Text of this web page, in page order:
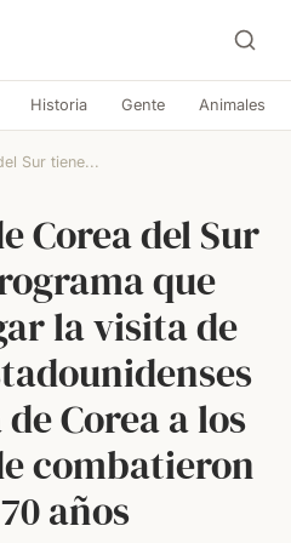
Historia Gente Animales
Sur tiene...
Corea del Sur
que
la visita de
Corea a los
combatieron
años